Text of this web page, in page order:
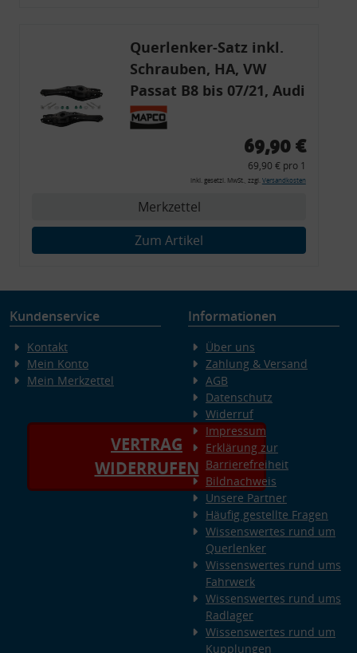
Querlenker-Satz inkl.
Schrauben, HA, VW
Passat B8 bis 07/21, Audi
Q3, Skoda Kodiaq
69,90 €
69,90 € pro 1
inkl. gesetzl. MwSt., zzgl. Versandkosten
Merkzettel
Zum Artikel
Kundenservice
Kontakt
Mein Konto
Mein Merkzettel
VERTRAG
WIDERRUFEN
Informationen
Über uns
Zahlung & Versand
AGB
Datenschutz
Widerruf
Impressum
Erklärung zur
Barrierefreiheit
Bildnachweis
Unsere Partner
Häufig gestellte Fragen
Wissenswertes rund um
Querlenker
Wissenswertes rund ums
Fahrwerk
Wissenswertes rund ums
Radlager
Wissenswertes rund um
Kupplungen